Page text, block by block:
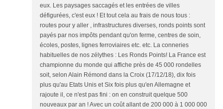
eux. Les paysages saccagés et les entrées de villes
défigurées, c'est eux ! Et tout cela au frais de nous tous :
routes pour y aller , infrastructures diverses, ronds points sont
payés par nos impôts pendant qu'on ferme, centres de soin,
écoles, postes, lignes ferroviaires etc. etc. La conneries
habituelles de nos zélythes : Les Ronds Points! La France est
championne du monde qui affiche près de 45 000 rondelles
soit, selon Alain Rémond dans la Croix (17/12/18), dix fois
plus qu'au Etats Unis et Six fois plus qu'en Allemagne et
rajoute il, ce n'est pas fini : on en construit quelque 500
nouveaux par an ! Avec un coût allant de 200 000 à 1 000 000